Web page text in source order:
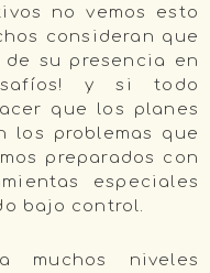
no vemos esto
consideran que
su presencia en
y si todo
que los planes
los problemas que
preparados con
especiales
bajo control.
muchos niveles